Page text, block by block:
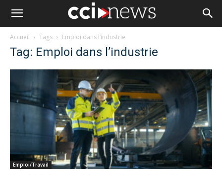
Accueil Tags Emploi dans l’industrie
Tag: Emploi dans l’industrie
Emploi/Travail